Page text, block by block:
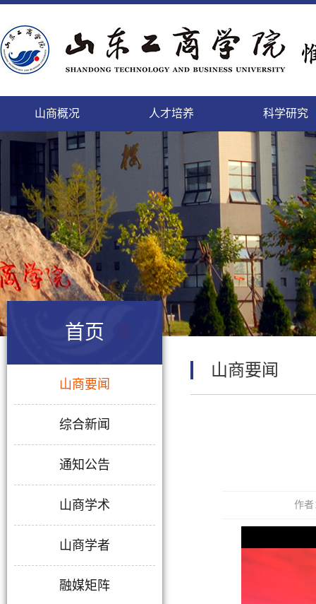
山商概况
精神文明的校园，培养人才的学园
个性发展的乐园，陶冶情操的花园
山商
人才培养
致天下之治者在人才
师者，教之以事而喻诸德
本科生
科学研究
科学研究的进展及其日益扩
充的领域将唤起我们的希望
科研
登高而望远，临海而心阔
依山傍海的她，美景如画，恰如你的风华
正茂
本科生
缓缓西风来，渐渐东风暖
携手赢天下，同创新未来
国内
勤于道义,刚健而日新
这日新月异的变化,来自我们对美好的执着
追求
教工
面朝大海，静待你来
这里有你我最美的梦
人事
微笑最具魅力
细节成就完美
后勤
首页
山商要闻
综合新闻
通知公告
山商学术
山商学者
融媒矩阵
山商要闻
作